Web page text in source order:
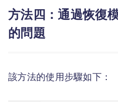
方法四：通過恢復
的問題
該方法的使用步驟如下：